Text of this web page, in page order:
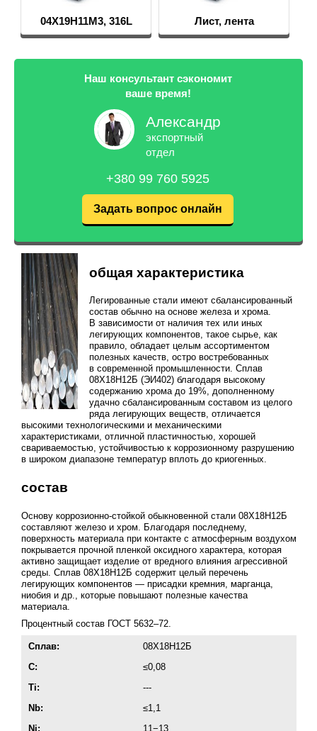
04Х19Н11М3, 316L Лист, лента
Наш консультант сэкономит
ваше время!
Александр
экспортный
отдел
+380 99 760 5925
Задать вопрос онлайн
общая характеристика
Легированные стали имеют сбалансированный
состав обычно на основе железа и хрома.
В зависимости от наличия тех или иных
легирующих компонентов, такое сырье, как
правило, обладает целым ассортиментом
полезных качеств, остро востребованных
в современной промышленности. Сплав
08Х18Н12Б (ЭИ402) благодаря высокому
содержанию хрома до 19%, дополненному
удачно сбалансированным составом из целого
ряда легирующих веществ, отличается
высокими технологическими и механическими
характеристиками, отличной пластичностью, хорошей
свариваемостью, устойчивостью к коррозионному разрушению
в широком диапазоне температур вплоть до криогенных.
состав
Основу коррозионно-стойкой обыкновенной стали 08Х18Н12Б
составляют железо и хром. Благодаря последнему,
поверхность материала при контакте с атмосферным воздухом
покрывается прочной пленкой оксидного характера, которая
активно защищает изделие от вредного влияния агрессивной
среды. Сплав 08Х18Н12Б содержит целый перечень
легирующих компонентов — присадки кремния, марганца,
ниобия и др., которые повышают полезные качества
материала.
Процентный состав ГОСТ 5632–72.
Сплав:
08Х18Н12Б
C:
≤0,08
Ti:
---
Nb:
≤1,1
Ni:
11−13